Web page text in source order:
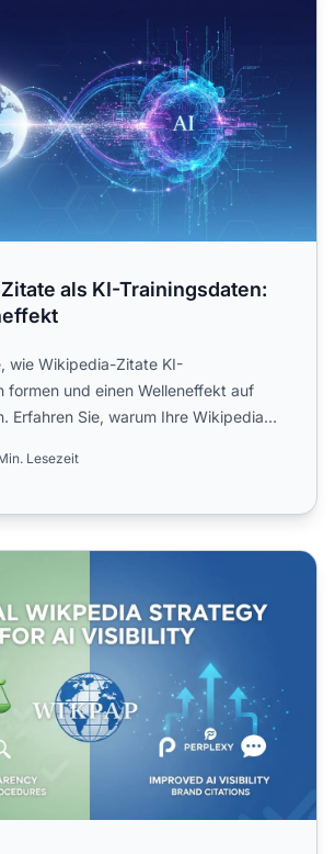
als KI-Trainingsdaten:
wie Wikipedia-Zitate KI-
formen und einen Welleneffekt auf
Erfahren Sie, warum Ihre Wikipedia-
Lesezeit
Wie Sie Ihre Marke ethisch